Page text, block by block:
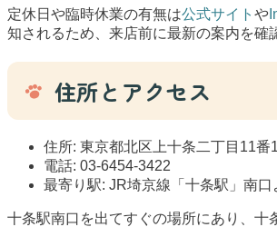
定休日や臨時休業の有無は公式サイト や
知されるため、来店前に最新の案内を確
住所とアクセス
住所: 東京都北区上十条二丁目11番
電話: 03-6454-3422
最寄り駅: JR埼京線「十条駅」南口
十条駅南口を出てすぐの場所にあり、十